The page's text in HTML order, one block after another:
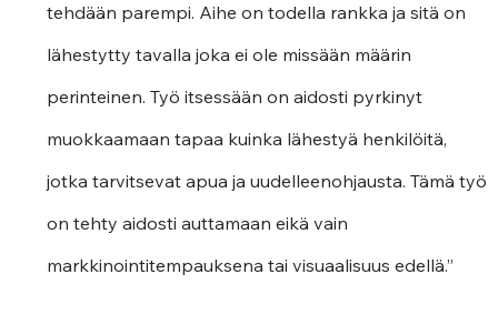
tehdään parempi. Aihe on todella rankka ja sitä on
lähestytty tavalla joka ei ole missään määrin
perinteinen. Työ itsessään on aidosti pyrkinyt
muokkaamaan tapaa kuinka lähestyä henkilöitä,
jotka tarvitsevat apua ja uudelleenohjausta. Tämä työ
on tehty aidosti auttamaan eikä vain
markkinointitempauksena tai visuaalisuus edellä.”